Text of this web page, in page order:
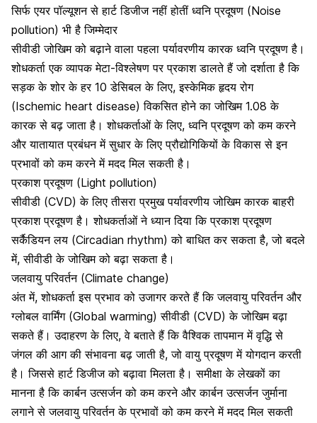
सिर्फ एयर पॉल्यूशन से हार्ट डिजीज नहीं होतीं ध्वनि प्रदूषण (Noise
pollution) भी है जिम्मेदार
सीवीडी जोखिम को बढ़ाने वाला पहला पर्यावरणीय कारक ध्वनि प्रदूषण है।
शोधकर्ता एक व्यापक मेटा-विश्लेषण पर प्रकाश डालते हैं जो दर्शाता है कि
सड़क के शोर के हर 10 डेसिबल के लिए, इस्केमिक हृदय रोग
(Ischemic heart disease) विकसित होने का जोखिम 1.08 के
कारक से बढ़ जाता है। शोधकर्ताओं के लिए, ध्वनि प्रदूषण को कम करने
और यातायात प्रबंधन में सुधार के लिए प्रौद्योगिकियों के विकास से इन
प्रभावों को कम करने में मदद मिल सकती है।
प्रकाश प्रदूषण (Light pollution)
सीवीडी (CVD) के लिए तीसरा प्रमुख पर्यावरणीय जोखिम कारक बाहरी
प्रकाश प्रदूषण है। शोधकर्ताओं ने ध्यान दिया कि प्रकाश प्रदूषण
सर्कैडियन लय (Circadian rhythm) को बाधित कर सकता है, जो बदले
में, सीवीडी के जोखिम को बढ़ा सकता है।
जलवायु परिवर्तन (Climate change)
अंत में, शोधकर्ता इस प्रभाव को उजागर करते हैं कि जलवायु परिवर्तन और
ग्लोबल वार्मिंग (Global warming) सीवीडी (CVD) के जोखिम बढ़ा
सकते हैं। उदाहरण के लिए, वे बताते हैं कि वैश्विक तापमान में वृद्धि से
जंगल की आग की संभावना बढ़ जाती है, जो वायु प्रदूषण में योगदान करती
है। जिससे हार्ट डिजीज को बढ़ावा मिलता है। समीक्षा के लेखकों का
मानना है कि कार्बन उत्सर्जन को कम करने और कार्बन उत्सर्जन जुर्माना
लगाने से जलवायु परिवर्तन के प्रभावों को कम करने में मदद मिल सकती